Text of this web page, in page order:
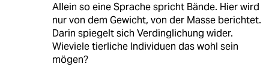
Allein so eine Sprache spricht Bände. Hier wird
nur von dem Gewicht, von der Masse berichtet.
Darin spiegelt sich Verdinglichung wider.
Wieviele tierliche Individuen das wohl sein
mögen?